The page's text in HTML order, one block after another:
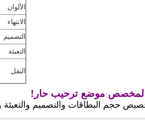
الألوان
الانتهاء
التصميم
التعبئة
النقل
موضع ترحيب حار!
حجم البطاقات والتصميم والتعبئة